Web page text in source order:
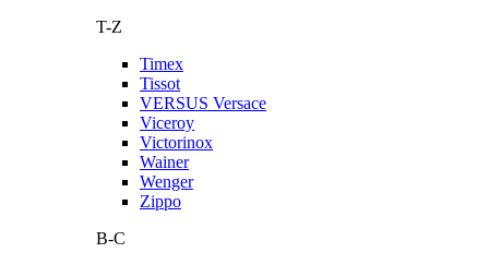
T-Z
Timex
Tissot
VERSUS Versace
Viceroy
Victorinox
Wainer
Wenger
Zippo
В-С